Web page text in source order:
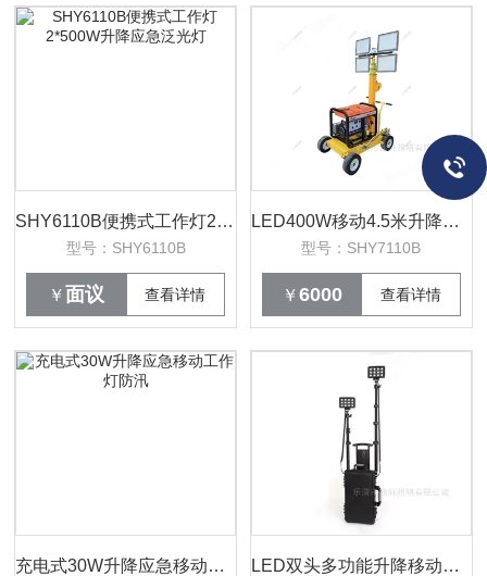
SHY6110B便携式工作灯2*500W升降应急泛光灯
型号：SHY6110B
￥ 面议 查看详情
LED400W移动4.5米升降照明2KW本田发电机
型号：SHY7110B
￥6000 查看详情
充电式30W升降应急移动工作灯防汛 LED双头多功能升降移动照明箱2*30W大功率